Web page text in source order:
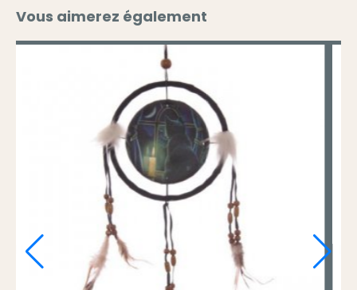
Vous aimerez également